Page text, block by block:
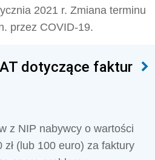
2021 r. Zmiana terminu
przez COVID-19.
dotyczące faktur
z NIP nabywcy o wartości
(lub 100 euro) za faktury